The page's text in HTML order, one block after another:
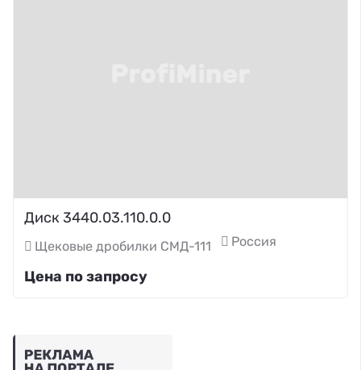
Диск 3440.03.110.0.0
Щековые дробилки СМД-111 Россия
Цена по запросу